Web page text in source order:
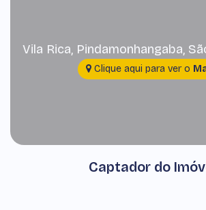
Vila Rica, Pindamonhangaba,
Clique aqui para ver o
Captador do